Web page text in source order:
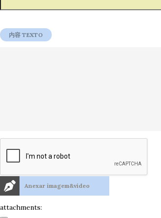
Anexar imagem&vídeo
attachments: